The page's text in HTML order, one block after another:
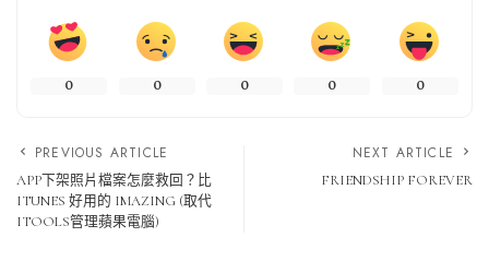
0 0 0 0 0
PREVIOUS ARTICLE
APP下架照片檔案怎麼救回？比
ITUNES 好用的 IMAZING (取代
ITOOLS管理蘋果電腦)
NEXT ARTICLE
FRIENDSHIP FOREVER